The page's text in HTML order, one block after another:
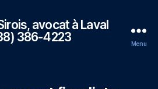
avocat à Laval
386-4223
Menu